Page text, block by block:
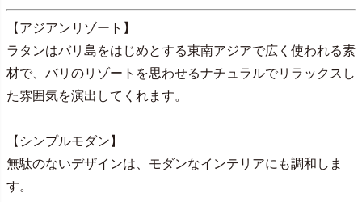
【アジアンリゾート】
ラタンはバリ島をはじめとする東南アジアで広く使われる素
材で、バリのリゾートを思わせるナチュラルでリラックスし
た雰囲気を演出してくれます。
【シンプルモダン】
無駄のないデザインは、モダンなインテリアにも調和しま
す。